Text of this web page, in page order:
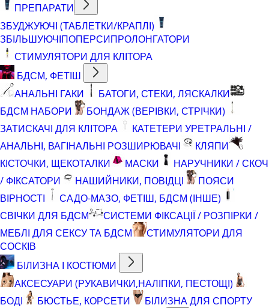
ПРЕПАРАТИ
ЗБУДЖУЮЧІ (ТАБЛЕТКИ/КРАПЛІ)
ЗБІЛЬШУЮЧІПОПЕРСИПРОЛОНГАТОРИ
СТИМУЛЯТОРИ ДЛЯ КЛІТОРА
БДСМ, ФЕТІШ
АНАЛЬНІ ГАКИ
БАТОГИ, СТЕКИ, ЛЯСКАЛКИ
БДСМ НАБОРИ
БОНДАЖ (ВЕРІВКИ, СТРІЧКИ)
ЗАТИСКАЧІ ДЛЯ КЛІТОРА
КАТЕТЕРИ УРЕТРАЛЬНІ /
АНАЛЬНІ, ВАГІНАЛЬНІ РОЗШИРЮВАЧІ
КЛЯПИ
КІСТОЧКИ, ЩЕКОТАЛКИ
МАСКИ
НАРУЧНИКИ / СКОЧ
/ ФІКСАТОРИ
НАШИЙНИКИ, ПОВІДЦІ
ПОЯСИ
ВІРНОСТІ
САДО-МАЗО, ФЕТІШ, БДСМ (ІНШЕ)
СВІЧКИ ДЛЯ БДСМ
СИСТЕМИ ФІКСАЦІЇ / РОЗПІРКИ /
МЕБЛІ ДЛЯ СЕКСУ ТА БДСМ
СТИМУЛЯТОРИ ДЛЯ
СОСКІВ
БІЛИЗНА І КОСТЮМИ
АКСЕСУАРИ (РУКАВИЧКИ,НАЛІПКИ, ПЕСТОЩІ)
БОДІ
БЮСТЬЕ, КОРСЕТИ
БІЛИЗНА ДЛЯ СПОРТУ